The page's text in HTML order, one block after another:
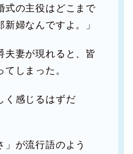
式の主役はどこまで
婦なんですよ。」
夫妻が現れると、皆
しまった。
く感じるはずだ
」が流行語のよう